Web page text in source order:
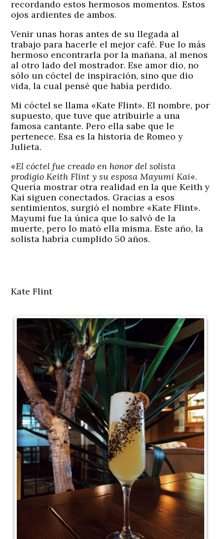
recordando estos hermosos momentos. Estos
ojos ardientes de ambos.
Venir unas horas antes de su llegada al
trabajo para hacerle el mejor café. Fue lo más
hermoso encontrarla por la mañana, al menos
al otro lado del mostrador. Ese amor dio, no
sólo un cóctel de inspiración, sino que dio
vida, la cual pensé que había perdido.
Mi cóctel se llama «Kate Flint». El nombre, por
supuesto, que tuve que atribuirle a una
famosa cantante. Pero ella sabe que le
pertenece. Esa es la historia de Romeo y
Julieta.
«El cóctel fue creado en honor del solista
prodigio Keith Flint y su esposa Mayumi Kai«.
Quería mostrar otra realidad en la que Keith y
Kai siguen conectados. Gracias a esos
sentimientos, surgió el nombre «Kate Flint».
Mayumi fue la única que lo salvó de la
muerte, pero lo mató ella misma. Este año, la
solista habría cumplido 50 años.
Kate Flint